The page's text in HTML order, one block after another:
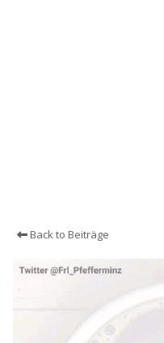
Back to Beiträge